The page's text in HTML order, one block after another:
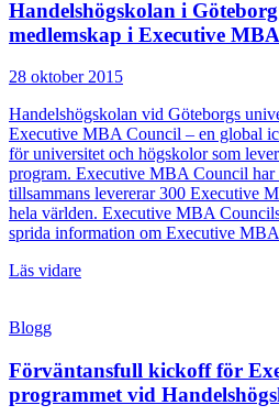
Handelshögskolan i
medlemskap i Executive
28 oktober 2015
Handelshögskolan vid Göteborgs
Executive MBA Council – en global
för universitet och högskolor som
program. Executive MBA Council har
tillsammans levererar 300 Executive
hela världen. Executive MBA
sprida information om Executive
Läs vidare
Blogg
Förväntansfull kickoff för
programmet vid